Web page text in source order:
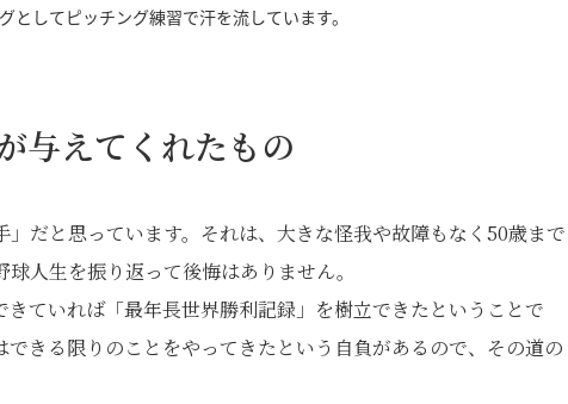
としてピッチング練習で汗を流しています。
与えてくれたもの
だと思っています。それは、大きな怪我や故障もなく50歳まで
人生を振り返って後悔はありません。
ていれば「最年長世界勝利記録」を樹立できたということで
きる限りのことをやってきたという自負があるので、その道の